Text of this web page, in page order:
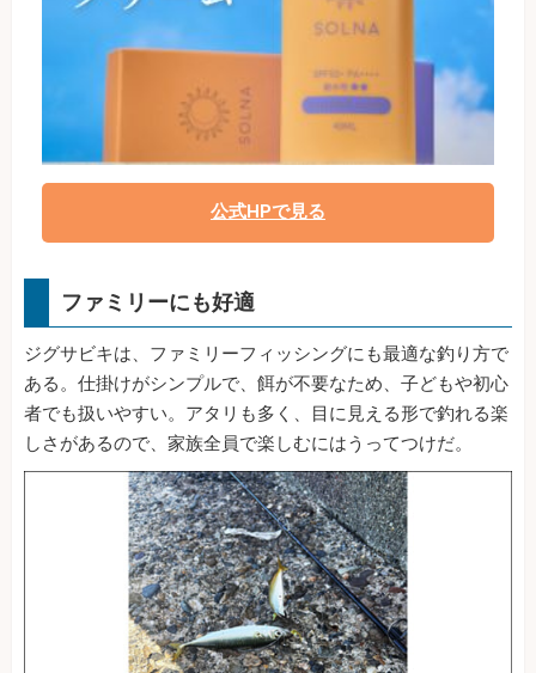
公式HPで見る
ファミリーにも好適
ジグサビキは、ファミリーフィッシングにも最適な釣り方で
ある。仕掛けがシンプルで、餌が不要なため、子どもや初心
者でも扱いやすい。アタリも多く、目に見える形で釣れる楽
しさがあるので、家族全員で楽しむにはうってつけだ。